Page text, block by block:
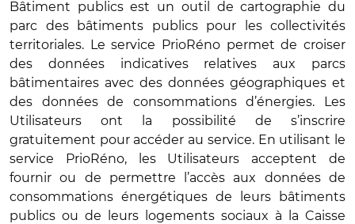
Bâtiment publics est un outil de cartographie du
parc des bâtiments publics pour les collectivités
territoriales. Le service PrioRéno permet de croiser
des données indicatives relatives aux parcs
bâtimentaires avec des données géographiques et
des données de consommations d’énergies. Les
Utilisateurs ont la possibilité de s’inscrire
gratuitement pour accéder au service. En utilisant le
service PrioRéno, les Utilisateurs acceptent de
fournir ou de permettre l’accès aux données de
consommations énergétiques de leurs bâtiments
publics ou de leurs logements sociaux à la Caisse